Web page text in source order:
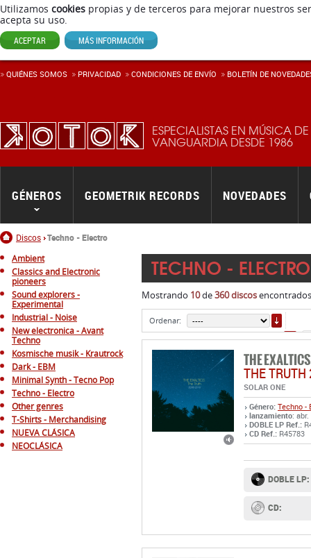
Utilizamos cookies propias y de terceros para mejorar nuestros
acepta su uso.
ACEPTAR MÁS INFORMACIÓN
ESPECIALISTAS EN MÚSICA DE
VANGUARDIA DESDE 1986
Inicio
Discos Techno - Electro
GÉNEROS GEOMETRIK RECORDS NOVEDADES
QUIÉNES SOMOS PRIVACIDAD CONDICIONES DE ENVÍ­O BOLETÍN DE
Ambient
Classics and Electronic
pioneers
Sound explorers -
Experimental
Industrial - Noise
New electronica - Avant
Techno
Kosmische musik - Krautrock
Dark - EBM
Minimal Synth - Tecno Pop
Techno - Electro
Other genres
T-Shirts - Merchandising
NUEVA CLÁSICA
NEOCLÁSICA
TECHNO - ELECTRO
Mostrando 10de360 discos
Ordenar:
THE EXALTICS
THE
SOLAR ONE
Género: Techno -
lanzamiento:
DOBLE LP Ref.:
CD Ref.: R45783
DOBLE LP:
CD: